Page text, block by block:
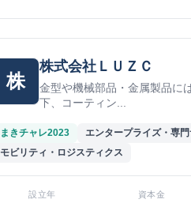
株
株式会社ＬＵＺＣ
金型や機械部品・金属製品に
下、コーティン...
まきチャレ2023
エンタープライズ・専
モビリティ・ロジスティクス
設立年 資本金